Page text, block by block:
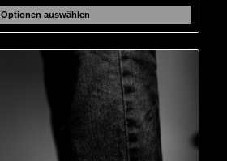
Optionen auswählen